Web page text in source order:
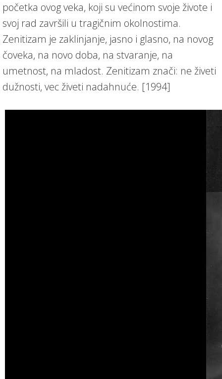
početka ovog veka, koji su većinom svoje živote i
svoj rad završili u tragičnim okolnostima.
Zenitizam je zaklinjanje, jasno i glasno, na novog
čoveka, na novo doba, na stvaranje, na
umetnost, na mladost. Zenitizam znači: ne živeti
dužnosti, vec živeti nadahnuće. [1994]